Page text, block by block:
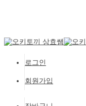
로그인
회원가입